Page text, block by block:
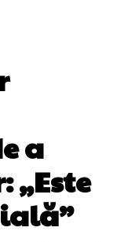
a
„Este